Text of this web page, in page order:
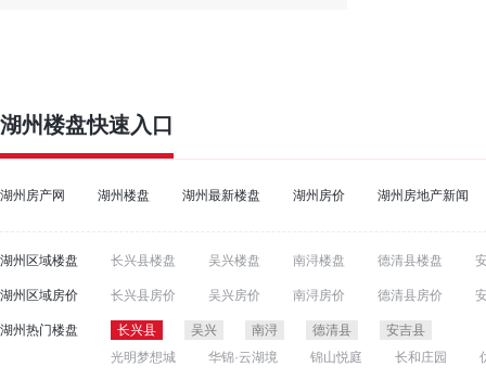
湖州楼盘快速入口
湖州房产网 湖州楼盘 湖州最新楼盘 湖州房价 湖州房地产新闻
湖州区域楼盘 长兴县楼盘 吴兴楼盘 南浔楼盘 德清县楼盘
湖州区域房价 长兴县房价 吴兴房价 南浔房价 德清县房价
湖州热门楼盘 长兴县 吴兴 南浔 德清县
安吉县
光明梦想城
华锦·云湖境 锦山悦庭 长和庄园